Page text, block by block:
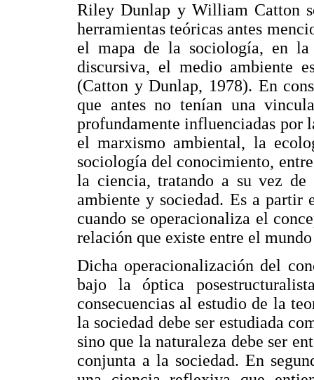
Riley Dunlap y William Catton
herramientas teóricas antes
el mapa de la sociología, en la
discursiva, el medio ambiente
(Catton y Dunlap, 1978). En
que antes no tenían una
profundamente influenciadas por
el marxismo ambiental, la
sociología del conocimiento,
la ciencia, tratando a su vez de
ambiente y sociedad. Es a partir
cuando se operacionaliza el
relación que existe entre el
Dicha operacionalización del
bajo la óptica
consecuencias al estudio de la
la sociedad debe ser estudiada
sino que la naturaleza debe ser
conjunta a la sociedad. En